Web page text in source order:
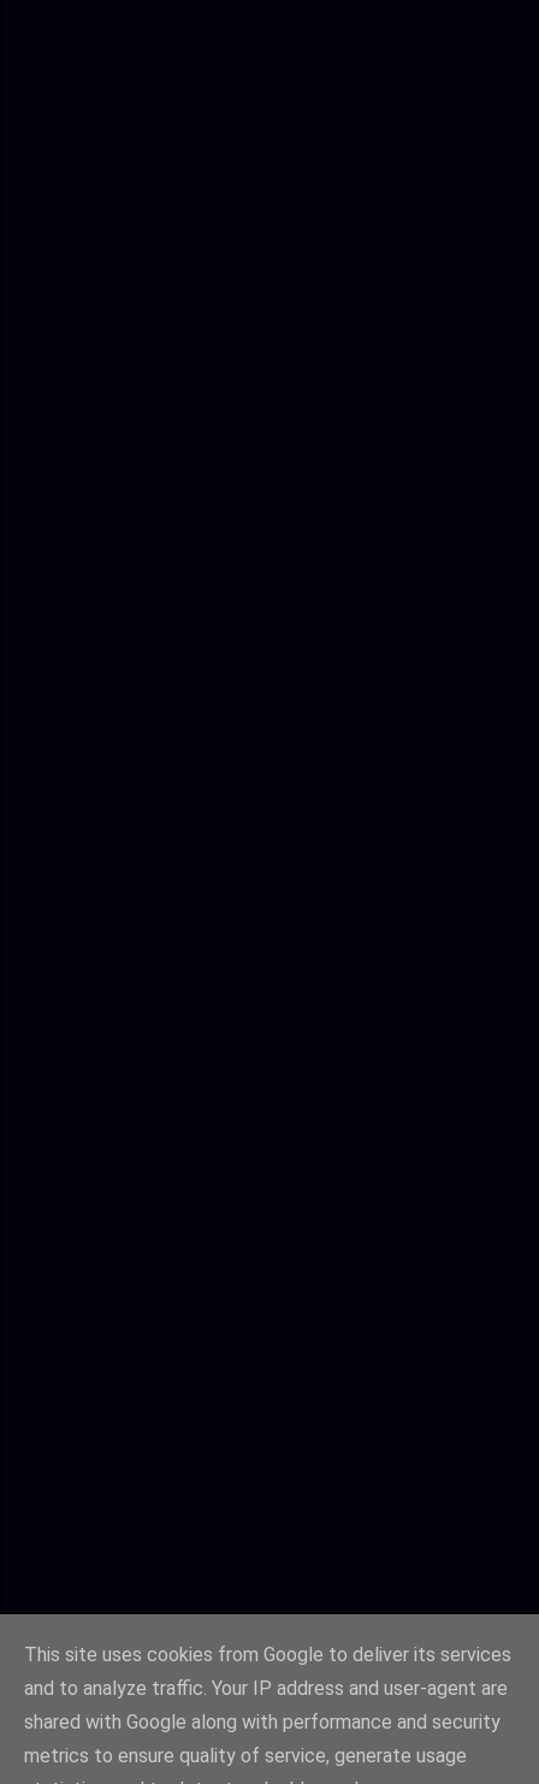
This site uses cookies from Google to deliver its services
and to analyze traffic. Your IP address and user-agent are
shared with Google along with performance and security
metrics to ensure quality of service, generate usage